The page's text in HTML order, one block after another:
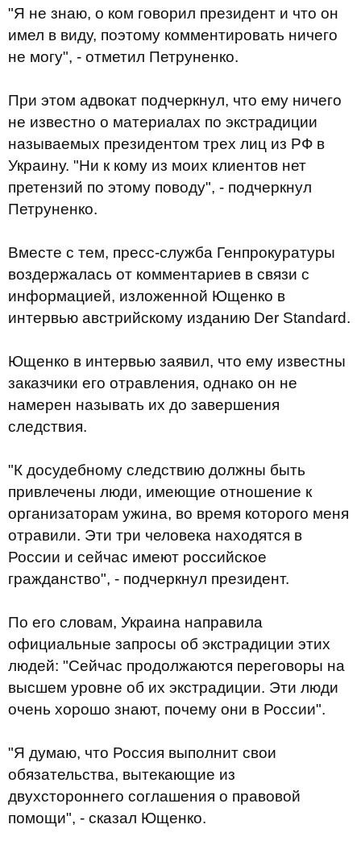
"Я не знаю, о ком говорил президент и что он
имел в виду, поэтому комментировать ничего
не могу", - отметил Петруненко.
При этом адвокат подчеркнул, что ему ничего
не известно о материалах по экстрадиции
называемых президентом трех лиц из РФ в
Украину. "Ни к кому из моих клиентов нет
претензий по этому поводу", - подчеркнул
Петруненко.
Вместе с тем, пресс-служба Генпрокуратуры
воздержалась от комментариев в связи с
информацией, изложенной Ющенко в
интервью австрийскому изданию Der Standard.
Ющенко в интервью заявил, что ему известны
заказчики его отравления, однако он не
намерен называть их до завершения
следствия.
"К досудебному следствию должны быть
привлечены люди, имеющие отношение к
организаторам ужина, во время которого меня
отравили. Эти три человека находятся в
России и сейчас имеют российское
гражданство", - подчеркнул президент.
По его словам, Украина направила
официальные запросы об экстрадиции этих
людей: "Сейчас продолжаются переговоры на
высшем уровне об их экстрадиции. Эти люди
очень хорошо знают, почему они в России".
"Я думаю, что Россия выполнит свои
обязательства, вытекающие из
двухстороннего соглашения о правовой
помощи", - сказал Ющенко.